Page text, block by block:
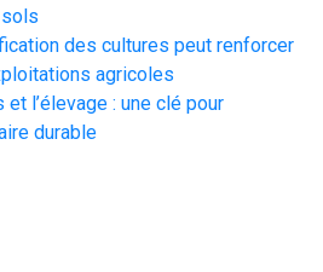
des cultures peut renforcer
agricoles
l’élevage : une clé pour
durable